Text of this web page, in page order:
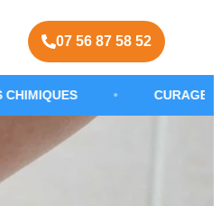
07 56 87 58 52
• CURAGE DE